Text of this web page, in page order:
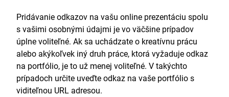
Pridávanie odkazov na vašu online prezentáciu spolu
s vašimi osobnými údajmi je vo väčšine prípadov
úplne voliteľné. Ak sa uchádzate o kreatívnu prácu
alebo akýkoľvek iný druh práce, ktorá vyžaduje odkaz
na portfólio, je to už menej voliteľné. V takýchto
prípadoch určite uveďte odkaz na vaše portfólio s
viditeľnou URL adresou.